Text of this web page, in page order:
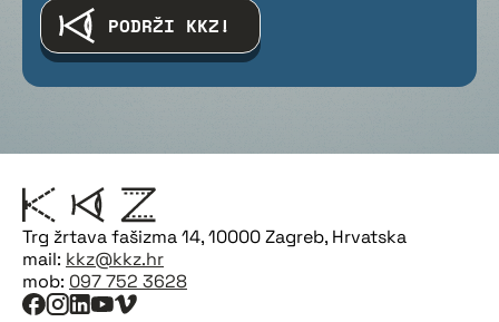
PODRŽI KKZ!
Trg žrtava fašizma 14, 10000 Zagreb, Hrvatska
mail: kkz@kkz.hr
mob: 097 752 3628